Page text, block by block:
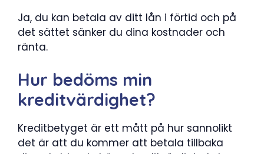
Ja, du kan betala av ditt lån i förtid och på
det sättet sänker du dina kostnader och
ränta.
Hur bedöms min
kreditvärdighet?
Kreditbetyget är ett mått på hur sannolikt
det är att du kommer att betala tillbaka